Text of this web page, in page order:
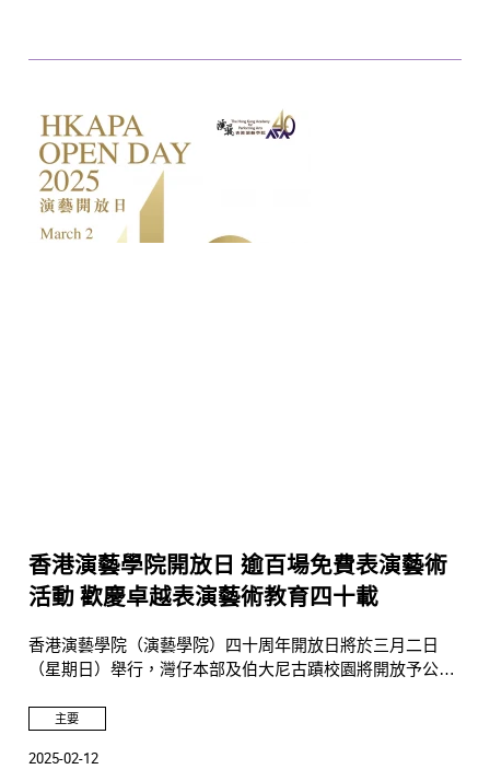
香港演藝學院開放日 逾百場免費表演藝術
活動 歡慶卓越表演藝術教育四十載
香港演藝學院（演藝學院）四十周年開放日將於三月二日
（星期日）舉行，灣仔本部及伯大尼古蹟校園將開放予公眾
主要
2025-02-12